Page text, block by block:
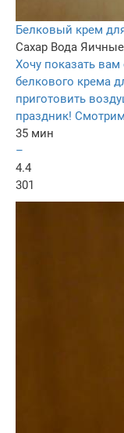
Белковый крем
Сахар Вода
Хочу показать
белкового крема
приготовить
праздник!
35 мин
–
4.4
301